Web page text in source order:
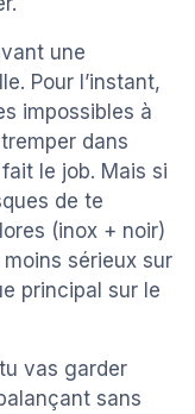
une
Pour l’instant,
impossibles à
dans
le job. Mais si
de te
(inox + noir)
sérieux sur
principal sur le
vas garder
sans